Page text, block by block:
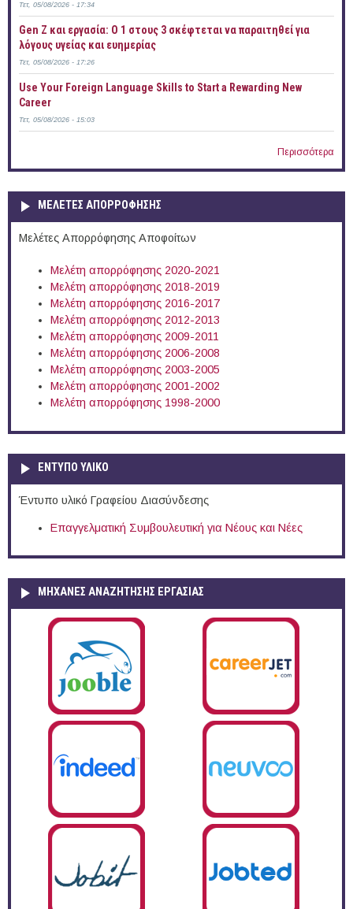
Τετ, 05/08/2026 - 17:34
Gen Z και εργασία: Ο 1 στους 3 σκέφτεται να παραιτηθεί για
λόγους υγείας και ευημερίας
Τετ, 05/08/2026 - 17:26
Use Your Foreign Language Skills to Start a Rewarding New
Career
Τετ, 05/08/2026 - 15:03
Περισσότερα
ΜΕΛΕΤΕΣ ΑΠΟΡΡΟΦΗΣΗΣ
Μελέτες Απορρόφησης Αποφοίτων
Μελέτη απορρόφησης 2020-2021
Μελέτη απορρόφησης 2018-2019
Μελέτη απορρόφησης 2016-2017
Μελέτη απορρόφησης 2012-2013
Μελέτη απορρόφησης 2009-2011
Μελέτη απορρόφησης 2006-2008
Μελέτη απορρόφησης 2003-2005
Μελέτη απορρόφησης 2001-2002
Μελέτη απορρόφησης 1998-2000
ΕΝΤΥΠΟ ΥΛΙΚΟ
Έντυπο υλικό Γραφείου Διασύνδεσης
Επαγγελματική Συμβουλευτική για Νέους και Νέες
ΜΗΧΑΝΕΣ ΑΝΑΖΗΤΗΣΗΣ ΕΡΓΑΣΙΑΣ